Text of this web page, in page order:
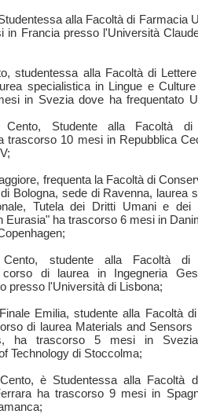
alla Facoltà di Farmacia
in Francia presso l'Università
studentessa alla Facoltà di
specialistica in Lingue e
in Svezia dove ha frequentato
Studente alla Facoltà di
trascorso 10 mesi in Repubblica
frequenta la Facoltà di
Bologna, sede di Ravenna, laurea
Tutela dei Dritti Umani e dei
Eurasia" ha trascorso 6 mesi in
studente alla Facoltà di
di laurea in Ingegneria
presso l'Università di Lisbona;
Emilia, studente alla Facoltà
di laurea Materials and
ha trascorso 5 mesi in
Technology di Stoccolma;
è Studentessa alla Facoltà
ha trascorso 9 mesi in